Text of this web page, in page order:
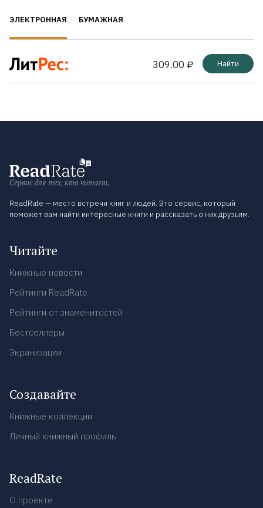
ЭЛЕКТРОННАЯ БУМАЖНАЯ
309.00 ₽ Найти
Сервис для тех, кто читает.
ReadRate — место встречи книг и людей. Это сервис, который
поможет вам найти интересные книги и рассказать о них друзьям.
Читайте
Книжные новости
Рейтинги ReadRate
Рейтинги от знаменитостей
Бестселлеры
Экранизации
Создавайте
Книжные коллекции
Личный книжный профиль
ReadRate
О проекте